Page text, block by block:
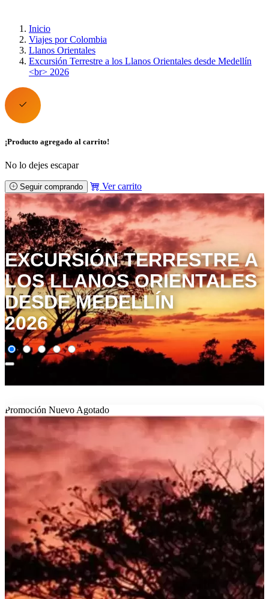
Inicio
Viajes por Colombia
Llanos Orientales
Excursión Terrestre a los Llanos Orientales desde Medellín
<br> 2026
¡Producto agregado al carrito!
No lo dejes escapar
Seguir comprando Ver carrito
EXCURSIÓN TERRESTRE A
LOS LLANOS ORIENTALES
DESDE MEDELLÍN
2026
Promoción Nuevo Agotado